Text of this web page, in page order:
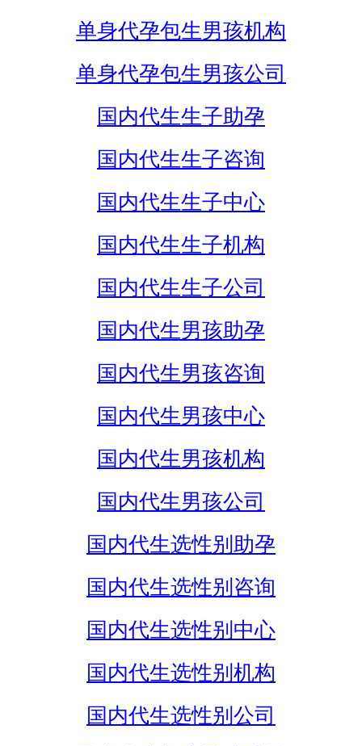
单身代孕包生男孩机构
单身代孕包生男孩公司
国内代生生子助孕
国内代生生子咨询
国内代生生子中心
国内代生生子机构
国内代生生子公司
国内代生男孩助孕
国内代生男孩咨询
国内代生男孩中心
国内代生男孩机构
国内代生男孩公司
国内代生选性别助孕
国内代生选性别咨询
国内代生选性别中心
国内代生选性别机构
国内代生选性别公司